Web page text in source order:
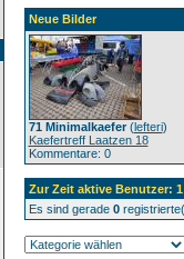
Neue Bilder
71 Minimalkaefer(lefteri)
Kaefertreff Laatzen 18
Kommentare: 0
Zur Zeit aktive Benutzer: 1
Es sind gerade 0